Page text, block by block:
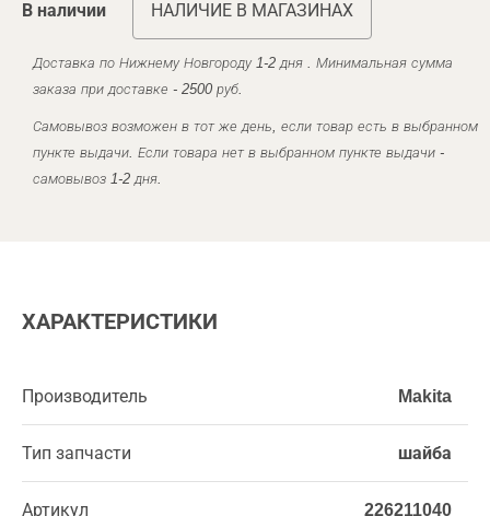
В наличии НАЛИЧИЕ В МАГАЗИНАХ
Доставка по Нижнему Новгороду 1-2 дня . Минимальная сумма
заказа при доставке - 2500 руб.
Самовывоз возможен в тот же день, если товар есть в выбранном
пункте выдачи. Если товара нет в выбранном пункте выдачи -
самовывоз 1-2 дня.
ХАРАКТЕРИСТИКИ
Производитель Makita
Тип запчасти шайба
Артикул 226211040